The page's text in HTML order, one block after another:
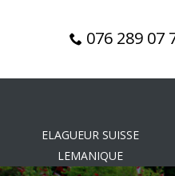
076 289 07
ELAGUEUR SUISSE
LEMANIQUE